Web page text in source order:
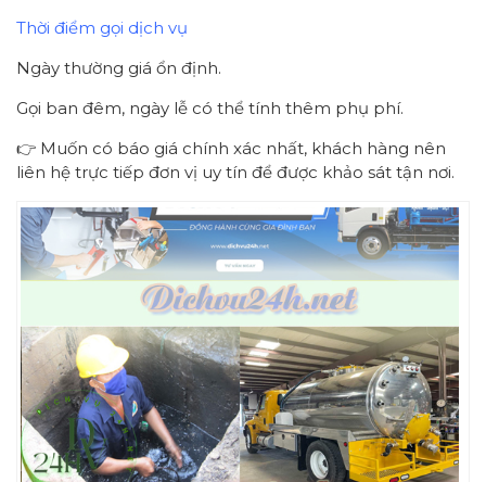
Thời điểm gọi dịch vụ
Ngày thường giá ổn định.
Gọi ban đêm, ngày lễ có thể tính thêm phụ phí.
👉 Muốn có báo giá chính xác nhất, khách hàng nên
liên hệ trực tiếp đơn vị uy tín để được khảo sát tận nơi.